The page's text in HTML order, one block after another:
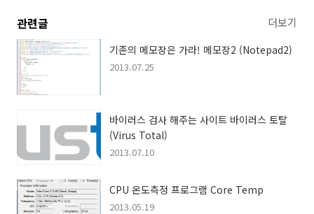
관련글 더보기
기존의 메모장은 가라! 메모장2 (Notepad2)
2013.07.25
바이러스 검사 해주는 사이트 바이러스 토탈
(Virus Total)
2013.07.10
CPU 온도측정 프로그램 Core Temp
2013.05.19